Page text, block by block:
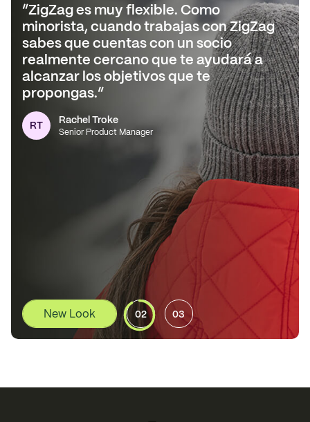
“ZigZag es muy flexible. Como
minorista, cuando trabajas con ZigZag
sabes que cuentas con un socio
realmente cercano que te ayudará a
alcanzar los objetivos que te
propongas.”
RT Rachel Troke
Senior Product Manager
DG Dan Grunwerg
Senior Director
CD Colin Dawes
02 03